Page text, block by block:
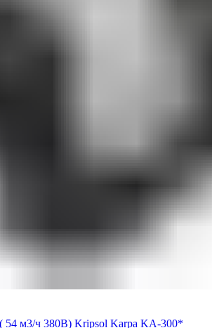
( 54 м3/ч 380В) Kripsol Karpa KA-300*